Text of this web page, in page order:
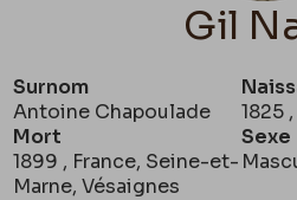
Gil
Surnom
Antoine Chapoulade
1825
Mort
1899 , France, Seine-et-
Marne, Vésaignes
Sexe